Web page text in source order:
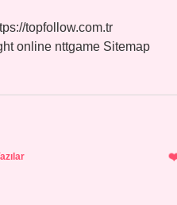
topfollow.com.tr
online nttgame Sitemap